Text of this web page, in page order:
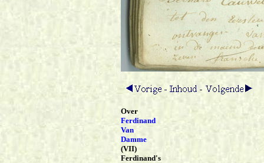
Over
Ferdinand
Van
Damme
(VII)
Ferdinand's